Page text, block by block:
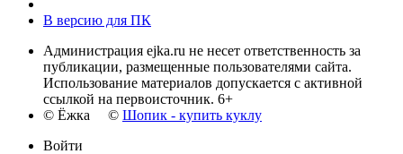
В версию для ПК
Администрация ejka.ru не несет ответственность за
публикации, размещенные пользователями сайта.
Использование материалов допускается с активной
ссылкой на первоисточник. 6+
© Ёжка © Шопик - купить куклу
Войти